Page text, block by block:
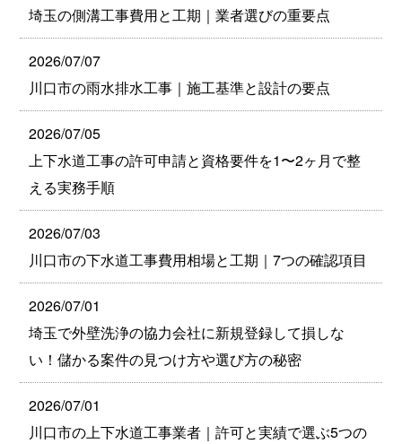
埼玉の側溝工事費用と工期｜業者選びの重要点
2026/07/07
川口市の雨水排水工事｜施工基準と設計の要点
2026/07/05
上下水道工事の許可申請と資格要件を1〜2ヶ月で整
える実務手順
2026/07/03
川口市の下水道工事費用相場と工期｜7つの確認項目
2026/07/01
埼玉で外壁洗浄の協力会社に新規登録して損しな
い！儲かる案件の見つけ方や選び方の秘密
2026/07/01
川口市の上下水道工事業者｜許可と実績で選ぶ5つの